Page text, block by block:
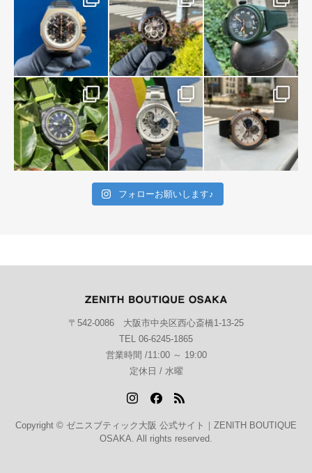
フォローお願いします♪
〒542-0086 大阪市中央区西心斎橋1-13-25
TEL 06-6245-1865
営業時間 /11:00 ～ 19:00
定休日 / 水曜
Copyright © ゼニスブティック大阪 公式サイト｜ZENITH BOUTIQUE
OSAKA. All rights reserved.